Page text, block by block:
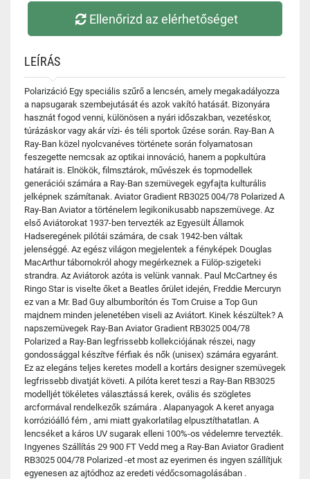
Ellenőrizd az elérhetőséget
LEÍRÁS
Polarizáció Egy speciális szűrő a lencsén, amely megakadályozza
a napsugarak szembejutását és azok vakító hatását. Bizonyára
hasznát fogod venni, különösen a nyári időszakban, vezetéskor,
túrázáskor vagy akár vízi- és téli sportok űzése során. Ray-Ban A
Ray-Ban közel nyolcvanéves története során folyamatosan
feszegette nemcsak az optikai innováció, hanem a popkultúra
határait is. Elnökök, filmsztárok, művészek és topmodellek
generációi számára a Ray-Ban szemüvegek egyfajta kulturális
jelképnek számítanak. Aviator Gradient RB3025 004/78 Polarized A
Ray-Ban Aviator a történelem legikonikusabb napszemüvege. Az
első Aviátorokat 1937-ben tervezték az Egyesült Államok
Hadseregének pilótái számára, de csak 1942-ben váltak
jelenséggé. Az egész világon megjelentek a fényképek Douglas
MacArthur tábornokról ahogy megérkeznek a Fülöp-szigeteki
strandra. Az Aviátorok azóta is velünk vannak. Paul McCartney és
Ringo Star is viselte őket a Beatles őrület idején, Freddie Mercuryn
ez van a Mr. Bad Guy albumborítón és Tom Cruise a Top Gun
majdnem minden jelenetében viseli az Aviátort. Kinek készültek? A
napszemüvegek Ray-Ban Aviator Gradient RB3025 004/78
Polarized a Ray-Ban legfrissebb kollekciójának részei, nagy
gondossággal készítve férfiak és nők (unisex) számára egyaránt.
Ez az elegáns teljes keretes modell a kortárs designer szemüvegek
legfrissebb divatját követi. A pilóta keret teszi a Ray-Ban RB3025
modelljét tökéletes választássá kerek, ovális és szögletes
arcformával rendelkezők számára . Alapanyagok A keret anyaga
korrózióálló fém , ami miatt gyakorlatilag elpusztíthatatlan. A
lencséket a káros UV sugarak elleni 100%-os védelemre tervezték.
Ingyenes Szállítás 29 900 FT Vedd meg a Ray-Ban Aviator Gradient
RB3025 004/78 Polarized -et most az eyerimen és ingyen szállítjuk
egyenesen az ajtódhoz az eredeti védőcsomagolásában .